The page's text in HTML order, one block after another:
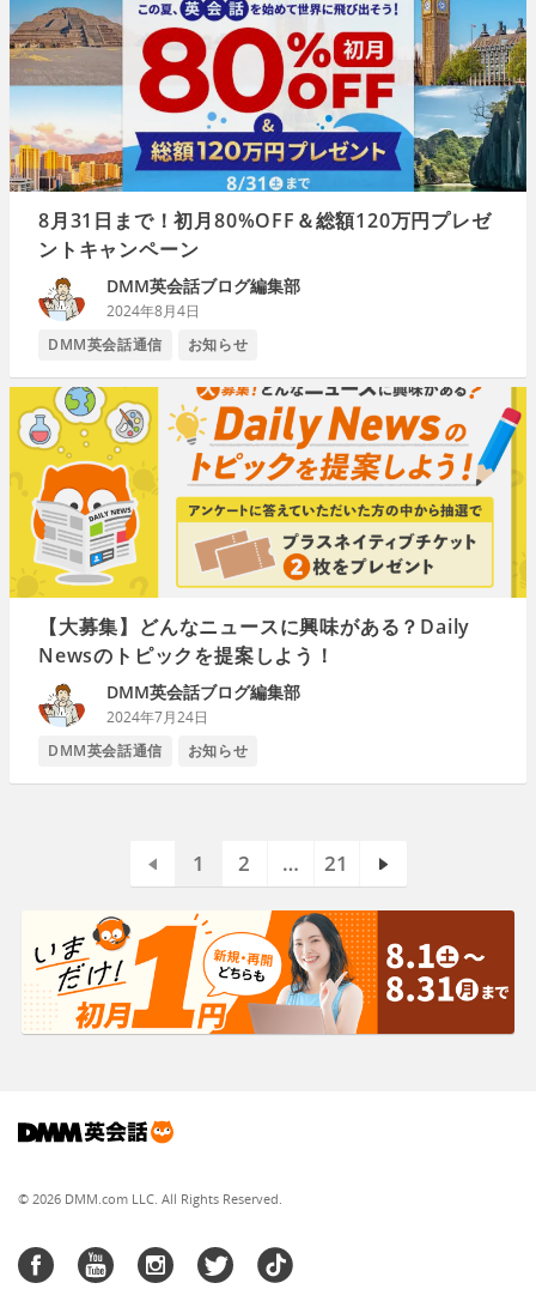
8月31日まで！初月80%OFF＆総額120万円プレゼ
ントキャンペーン
DMM英会話ブログ編集部
2024年8月4日
DMM英会話通信
お知らせ
【大募集】どんなニュースに興味がある？Daily
Newsのトピックを提案しよう！
DMM英会話ブログ編集部
2024年7月24日
DMM英会話通信
お知らせ
1 2 … 21
© 2026 DMM.com LLC. All Rights Reserved.